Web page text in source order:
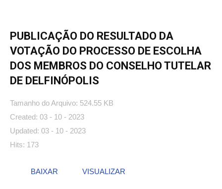
PUBLICAÇÃO DO RESULTADO DA
VOTAÇÃO DO PROCESSO DE ESCOLHA
DOS MEMBROS DO CONSELHO TUTELAR
DE DELFINÓPOLIS
Tamanho do Arquivo: 524.55 KB
Created: 03 - 10 - 2023
Updated: 03 - 10 - 2023
Hits: 173
BAIXAR VISUALIZAR